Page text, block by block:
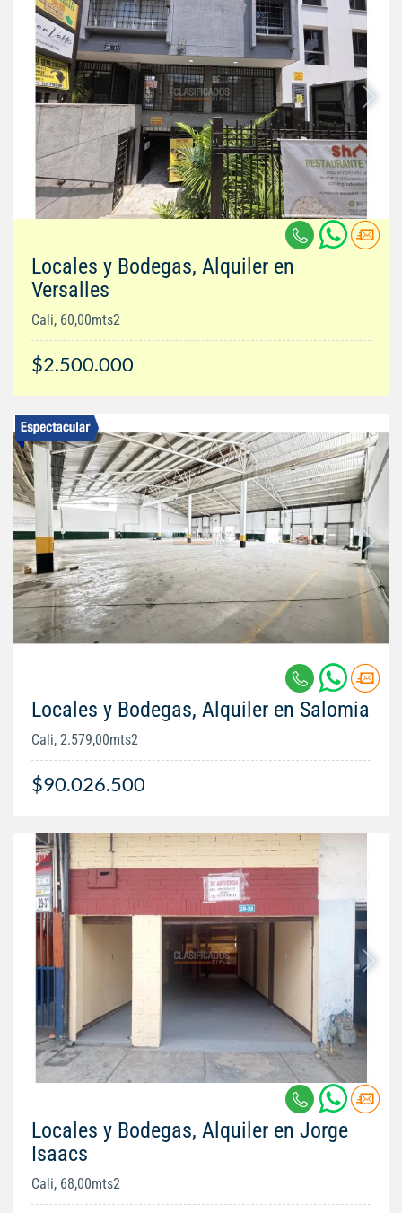
Locales y Bodegas, Alquiler en
Versalles
Cali, 60,00mts2
$2.500.000
Locales y Bodegas, Alquiler en Salomia
Cali, 2.579,00mts2
$90.026.500
Locales y Bodegas, Alquiler en Jorge
Isaacs
Cali, 68,00mts2